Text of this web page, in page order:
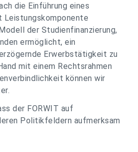
die Einführung eines
Leistungskomponente
der Studienfinanzierung,
ermöglicht, ein
Erwerbstätigkeit zu
mit einem Rechtsrahmen
können wir
der FORWIT auf
Politikfeldern aufmerksam